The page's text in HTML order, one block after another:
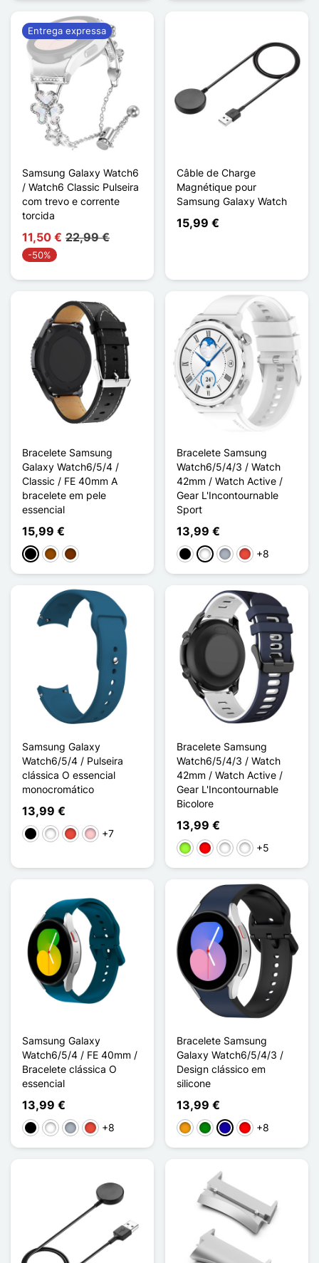
Samsung Galaxy Watch6
/ Watch6 Classic Pulseira
com trevo e corrente
torcida
11,50 € 22,99 €
-50%
Entrega expressa
Câble de Charge
Magnétique pour
Samsung Galaxy Watch
15,99 €
Bracelete Samsung
Galaxy Watch6/5/4 /
Classic / FE 40mm A
bracelete em pele
essencial
15,99 €
PretoCastanho
Café
Bracelete Samsung
Watch6/5/4/3 / Watch
42mm / Watch Active /
Gear L'Incontournable
Sport
13,99 €
PretoBrancoCinzento
Vermelho
+8
Samsung Galaxy
Watch6/5/4 / Pulseira
clássica O essencial
monocromático
13,99 €
PretoBrancoVermelho
Rosa+7
Bracelete Samsung
Watch6/5/4/3 / Watch
42mm / Watch Active /
Gear L'Incontournable
Bicolore
13,99 €
Verde maçã
Rouge / Noir
Noir / Bleu
Noir / Rouge
+5
Samsung Galaxy
Watch6/5/4 / FE 40mm /
Bracelete clássica O
essencial
13,99 €
PretoBrancoCinzento
Vermelho
+8
Bracelete Samsung
Galaxy Watch6/5/4/3 /
Design clássico em
silicone
13,99 €
Laranja
VerdeAzul Escuro
Rouge / Noir
+8